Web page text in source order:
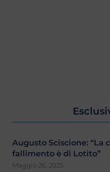
Augusto Sciscione: “La
fallimento è di Lotito”
Maggio 26, 2025